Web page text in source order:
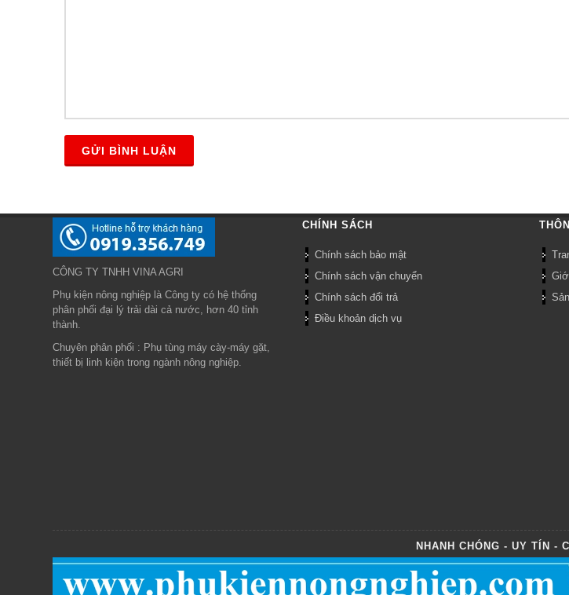
GỬI BÌNH LUẬN
CÔNG TY TNHH VINA AGRI
Phụ kiện nông nghiệp là Công ty có hệ thống
phân phối đại lý trải dài cả nước, hơn 40 tỉnh
thành.
Chuyên phân phối : Phụ tùng máy cày-máy gặt,
thiết bị linh kiện trong ngành nông nghiệp.
CHÍNH SÁCH
Chính sách bảo mật
Chính sách vận chuyển
Chính sách đổi trả
Điều khoản dịch vụ
NHANH CHÓNG - UY TÍN -